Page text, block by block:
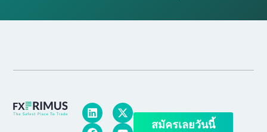
สมัครเลยวันนี้